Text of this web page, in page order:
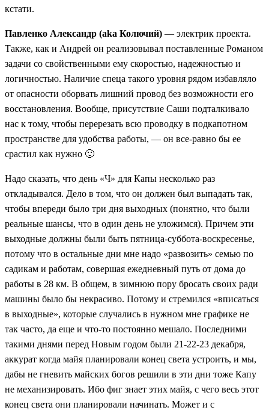
кстати.
Павленко Александр (aka Колючий) — электрик проекта.
Также, как и Андрей он реализовывал поставленные Романом
задачи со свойственными ему скоростью, надежностью и
логичностью. Наличие спеца такого уровня рядом избавляло
от опасности оборвать лишний провод без возможности его
восстановления. Вообще, присутствие Саши подталкивало
нас к тому, чтобы перерезать всю проводку в подкапотном
пространстве для удобства работы, — он все-равно бы ее
срастил как нужно 🙂
Надо сказать, что день «Ч» для Капы несколько раз
откладывался. Дело в том, что он должен был выпадать так,
чтобы впереди было три дня выходных (понятно, что были
реальные шансы, что в один день не уложимся). Причем эти
выходные должны были быть пятница-суббота-воскресенье,
потому что в остальные дни мне надо «развозить» семью по
садикам и работам, совершая ежедневный путь от дома до
работы в 28 км. В общем, в зимнюю пору бросать своих ради
машины было бы некрасиво. Потому и стремился «вписаться
в выходные», которые случались в нужном мне графике не
так часто, да еще и что-то постоянно мешало. Последними
такими днями перед Новым годом были 21-22-23 декабря,
аккурат когда майя планировали конец света устроить, и мы,
дабы не гневить майских богов решили в эти дни тоже Капу
не механизировать. Ибо фиг знает этих майя, с чего весь этот
конец света они планировали начинать. Может и с